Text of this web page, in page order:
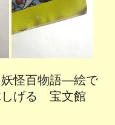
怪百物語―絵で
げる 宝文館